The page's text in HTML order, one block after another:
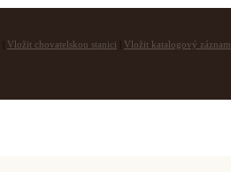
Vložit chovatelskou stanici Vložit katalogový záznam